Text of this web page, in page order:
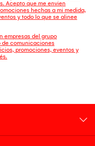
Acepto que me envien
hechas a mi medida,
y todo lo que se alinee
empresas del grupo
de comunicaciones
promociones, eventos y